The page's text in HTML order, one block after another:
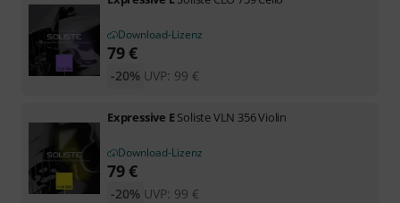
Download-Lizenz
79€
UVP: 99 €
-20%
Expressive ESoliste VLN 356 Violin
Download-Lizenz
79€
UVP: 99 €
-20%